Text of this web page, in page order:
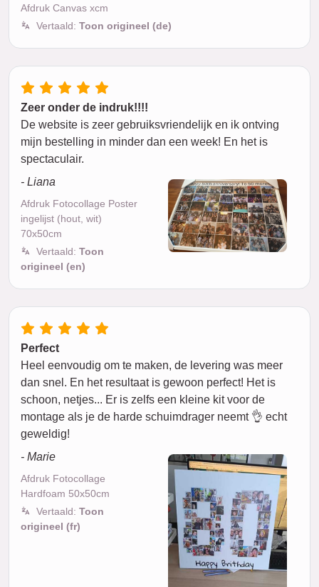
Afdruk Canvas xcm
Vertaald: Toon origineel (de)
Zeer onder de indruk!!!!
De website is zeer gebruiksvriendelijk en ik ontving
mijn bestelling in minder dan een week! En het is
spectaculair.
- Liana
Afdruk Fotocollage Poster
ingelijst (hout, wit)
70x50cm
Vertaald: Toon
origineel (en)
Perfect
Heel eenvoudig om te maken, de levering was meer
dan snel. En het resultaat is gewoon perfect! Het is
schoon, netjes... Er is zelfs een kleine kit voor de
montage als je de harde schuimdrager neemt 👌 echt
geweldig!
- Marie
Afdruk Fotocollage
Hardfoam 50x50cm
Vertaald: Toon
origineel (fr)